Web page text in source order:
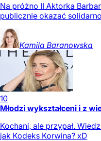
Na próżno II Aktorka
publicznie okazać
Kamila Baranowska
10
Młodzi wykształceni i z
Kochani, ale przypał.
jak Kodeks Korwina? xD